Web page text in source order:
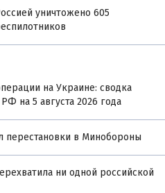
уничтожено 605
на Украине: сводка
на 5 августа 2026 года
перестановки в Минобороны
ни одной российской